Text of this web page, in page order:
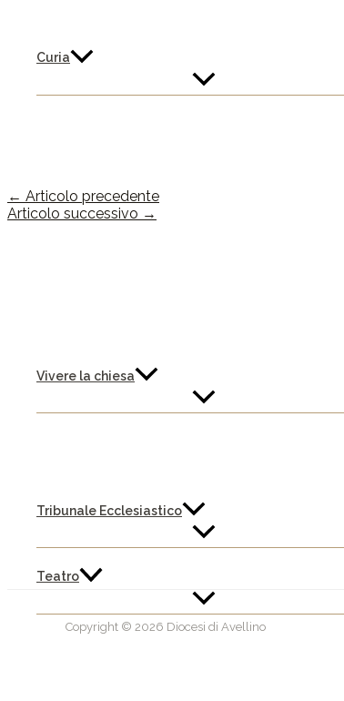
Curia
Vivere la chiesa
Tribunale Ecclesiastico
Teatro
← Articolo precedente
Articolo successivo →
Copyright © 2026 Diocesi di Avellino